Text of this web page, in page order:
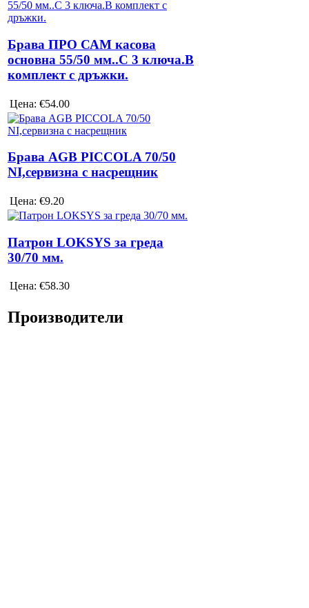
Брава ПРО САМ касова
основна 55/50 мм..С 3 ключа.В
комплект с дръжки.
Цена: €54.00
Брава AGB PICCOLA 70/50
NI,сервизна с насрещник
Цена: €9.20
Патрон LOKSYS за греда
30/70 мм.
Цена: €58.30
Производители